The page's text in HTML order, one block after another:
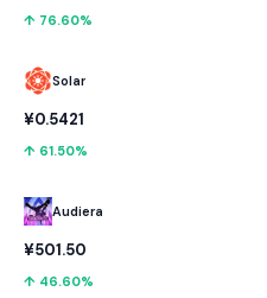
↑ 76.60%
Solar
¥0.5421
↑ 61.50%
Audiera
¥501.50
↑ 46.60%